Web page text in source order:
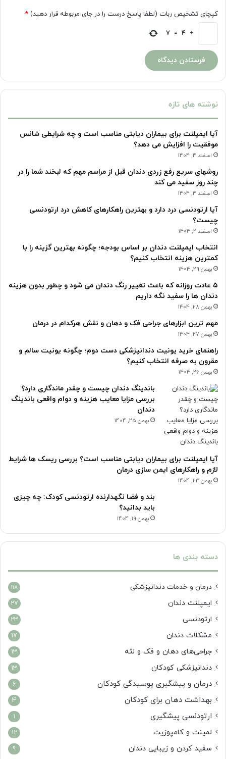
کپچای تشخیص ربات (لطفا پاسخ درست را در جای مربوطه قرار دهید) *
+
4
=
7
نوشته های تازه
آیا ایمپلنت برای بیماران دیابتی مناسب است و چه شرایطی شانس
موفقیت را افزایش می دهد؟
اسفند 4, 1404
روشهای سریع رفع زردی دندان قبل از مراسم مهم که لبخند شما را در
چند روز سفید می کند
اسفند 3, 1404
آیا ارتودنسی درد دارد و بهترین راهکارهای کاهش درد ارتودنسی
چیست؟
اسفند 2, 1404
انتخاب ایمپلنت دندان بر اساس بودجه؛ چگونه بهترین گزینه را با
کمترین هزینه انتخاب کنیم؟
بهمن 29, 1404
۵ عادت روزانه که باعث تغییر رنگ دندان می شود و چطور بدون هزینه
دندان ها را سفید نگه داریم
بهمن 28, 1404
مهم ترین ابزارهای جراحی فک و دهان و نقش هرکدام در درمان
بهمن 27, 1404
راهنمای خرید یونیت دندانپزشکی دست دوم؛ چگونه یونیت سالم و
مقرون به صرفه انتخاب کنیم؟
بهمن 26, 1404
باندینگ دندان چیست و چقدر ماندگاری دارد؟
بررسی مزایا معایب هزینه و دوام واقعی باندینگ
دندان
بهمن 25, 1404
آیا ایمپلنت برای بیماران دیابتی مناسب است؟ بررسی ریسک ها شرایط
لازم و راهکارهای ایمن سازی درمان
بهمن 23, 1404
بند و فضا نگهدارنده ارتودنسی کودک: چه چیزی
باید بدانید؟
بهمن 19, 1404
دسته بندی ها
درمان‌ و خدمات دندانپزشکی 118
ایمپلنت دندان 27
ارتودنسی 23
مشکلات دندان 17
جراحی‌های دهان و فک و لثه 13
دندانپزشکی کودکان 13
درمان و پیشگیری پوسیدگی کودکان 6
بهداشت دهان برای کودکان 4
ارتودنسی پیشگیری 1
لمینت و کامپوزیت 12
سفید کردن و زیبایی دندان 9